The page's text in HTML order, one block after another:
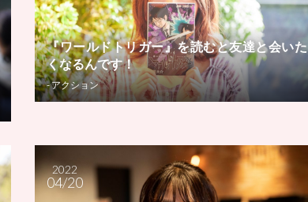
『ワールドトリガー』を読むと友達と会いた
くなるんです！
- アクション
2022
04/20